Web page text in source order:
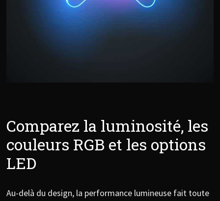
Comparez la luminosité, les
couleurs RGB et les options
LED
Au-delà du design, la performance lumineuse fait toute